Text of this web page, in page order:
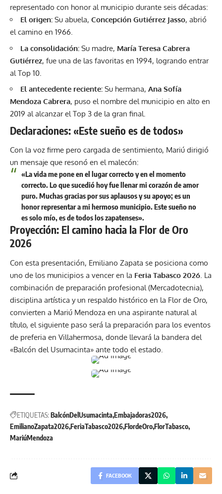
representado con honor al municipio durante seis décadas:
El origen: Su abuela, Concepción Gutiérrez Jasso, abrió
el camino en 1966.
La consolidación: Su madre, María Teresa Cabrera
Gutiérrez, fue una de las favoritas en 1994, logrando entrar
al Top 10.
El antecedente reciente: Su hermana, Ana Sofía
Mendoza Cabrera, puso el nombre del municipio en alto en
2019 al alcanzar el Top 3 de la gran final.
Declaraciones: «Este sueño es de todos»
Con la voz firme pero cargada de sentimiento, Mariú dirigió
un mensaje que resonó en el malecón:
«La vida me pone en el lugar correcto y en el momento
correcto. Lo que sucedió hoy fue llenar mi corazón de amor
puro. Muchas gracias por sus aplausos y su apoyo; es un
honor representar a mi hermoso municipio. Este sueño no
es solo mío, es de todos los zapatenses».
Proyección: El camino hacia la Flor de Oro
2026
Con esta presentación, Emiliano Zapata se posiciona como
uno de los municipios a vencer en la Feria Tabasco 2026 La
combinación de preparación profesional (Mercadotecnia),
disciplina artística y un respaldo histórico en la Flor de Oro,
convierten a Mariú Mendoza en una aspirante natural al
título, el siguiente paso será la preparación para los eventos
de preferia en Villahermosa, donde llevará la bandera del
«Balcón del Usumacinta» ante todo el estado.
ETIQUETAS: BalcónDelUsumacinta Embajadoras2026
EmilianoZapata2026FeriaTabasco2026FlordeOroFlorTabasco
MariúMendoza
FACEBOOK